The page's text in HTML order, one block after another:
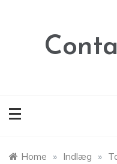
Home » Indlæg »